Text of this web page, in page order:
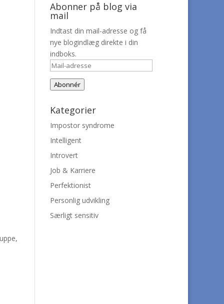
Abonner på blog via
mail
Indtast din mail-adresse og få
nye blogindlæg direkte i din
indboks.
Mail-
adresse
Abonnér
Kategorier
Impostor syndrome
Intelligent
Introvert
Job & Karriere
Perfektionist
Personlig udvikling
Særligt sensitiv